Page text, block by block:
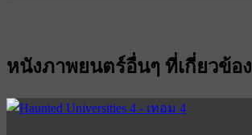
หนังภาพยนตร์อื่นๆ ที่เกี่ยวข้อง